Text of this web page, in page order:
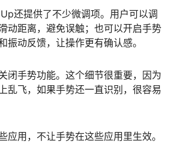
还提供了不少微调项。用户可以调
动距离，避免误触；也可以开启手势
振动反馈，让操作更有确认感。
闭手势功能。这个细节很重要，因为
乱飞，如果手势还一直识别，很容易
应用，不让手势在这些应用里生效。